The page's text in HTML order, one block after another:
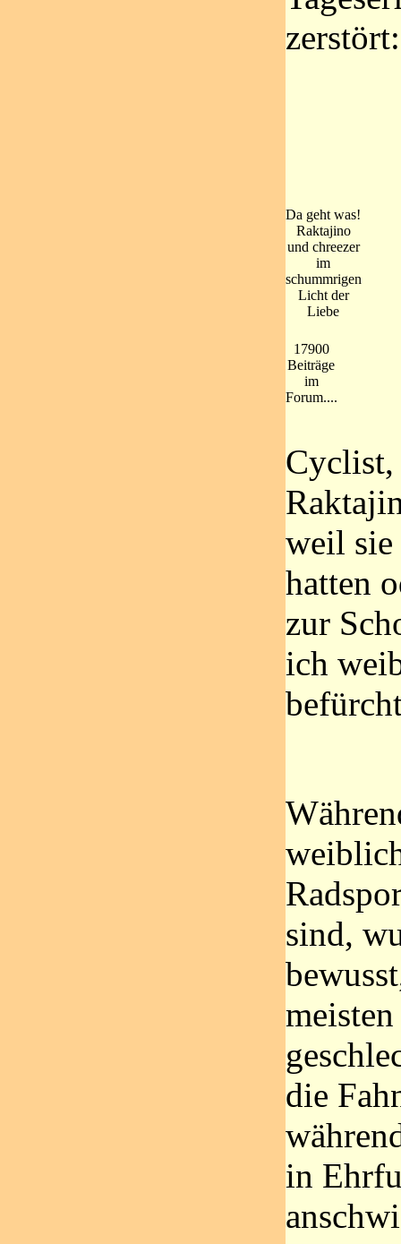
Da geht was!
Raktajino
und chreezer
im
schummrigen
Licht der
Liebe
17900
Beiträge
im
Forum....
Cyclist,
weil
hatten
zur
ich
sind,
die
in